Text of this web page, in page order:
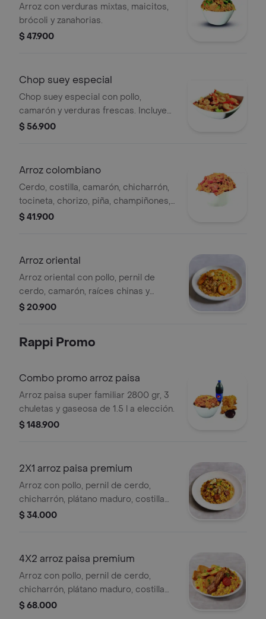
Arroz con verduras mixtas, maicitos,
brócoli y zanahorias.
$ 47.900
Chop suey especial
Chop suey especial con pollo,
camarón y verduras frescas. Incluye
arroz.
$ 56.900
Arroz colombiano
Cerdo, costilla, camarón, chicharrón,
tocineta, chorizo, piña, champiñones,
maicitos, raíces, pasta de ajo
$ 41.900
Arroz oriental
Arroz oriental con pollo, pernil de
cerdo, camarón, raíces chinas y
jamón.
$ 20.900
Rappi Promo
Combo promo arroz paisa
Arroz paisa super familiar 2800 gr, 3
chuletas y gaseosa de 1.5 l a elección.
$ 148.900
2X1 arroz paisa premium
Arroz con pollo, pernil de cerdo,
chicharrón, plátano maduro, costilla
ahumada, chorizo de ternera,
$ 34.000
4X2 arroz paisa premium
Arroz con pollo, pernil de cerdo,
chicharrón, plátano maduro, costilla
ahumada, chorizo de ternera,
$ 68.000